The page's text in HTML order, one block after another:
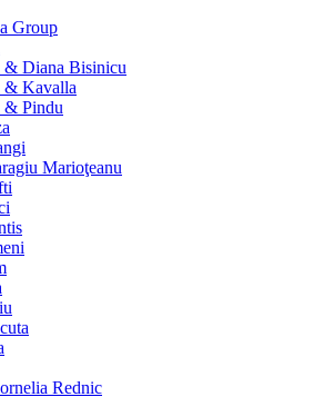
Group
& Diana Bisinicu
& Kavalla
& Pindu
Marioţeanu
Rednic